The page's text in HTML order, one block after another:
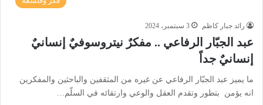
رائد جبار كاظم 3 سبتمبر، 2024
عبد الجبّار الرفاعي .. مفكرٌ نيتروسوفيٌ إنسانيٌ
إنسانيٌ جداً
ما يميز عبد الجبّار الرفاعي عن غيره من المثقفين والباحثين والمفكرين
انه يؤمن بتطور وتقدم العقل والوعي وارتقائه في السلّم…